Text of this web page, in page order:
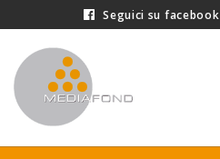
Seguici su facebook